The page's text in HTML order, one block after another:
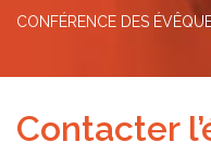
CONFÉRENCE DES
Contacter